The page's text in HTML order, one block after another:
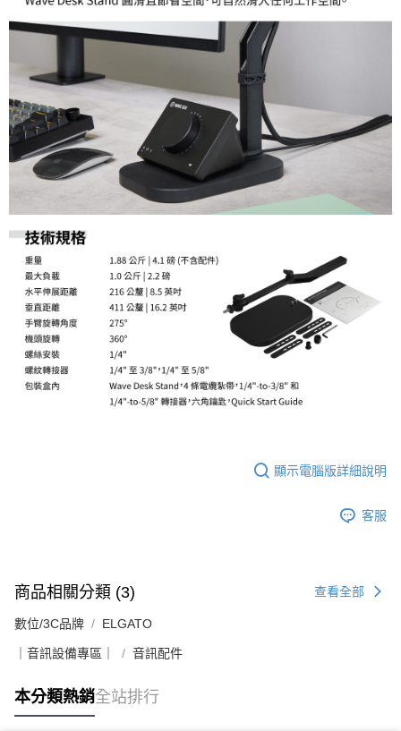
顯示電腦版詳細說明
客服
商品相關分類 (3) 查看全部
數位/3C品牌 ELGATO
｜音訊設備專區｜ 音訊配件
本分類熱銷全站排行